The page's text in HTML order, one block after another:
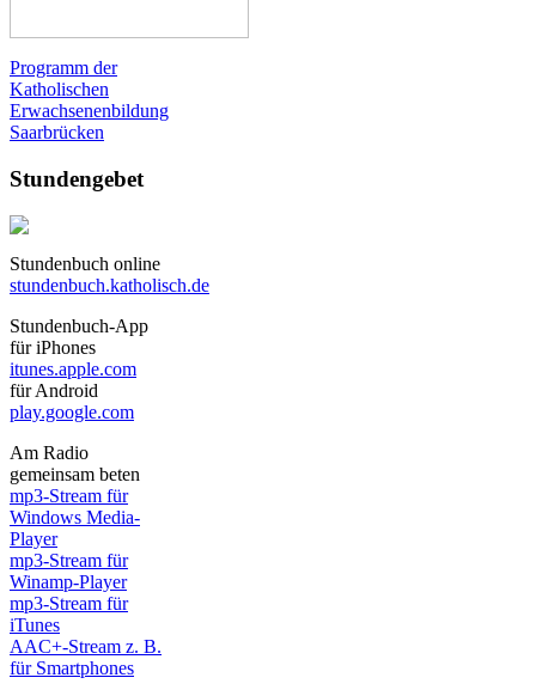
Programm der
Katholischen
Erwachsenenbildung
Saarbrücken
Stundengebet
Stundenbuch online
stundenbuch.katholisch.de
Stundenbuch-App
für iPhones
itunes.apple.com
für Android
play.google.com
Am Radio
gemeinsam beten
mp3-Stream für
Windows Media-
Player
mp3-Stream für
Winamp-Player
mp3-Stream für
iTunes
AAC+-Stream z. B.
für Smartphones